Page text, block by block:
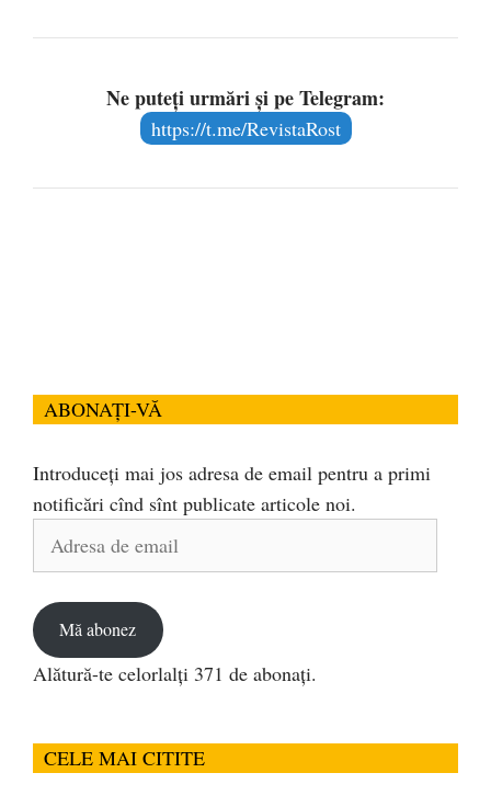
Ne puteți urmări și pe Telegram:
https://t.me/RevistaRost
ABONAȚI-VĂ
Introduceți mai jos adresa de email pentru a primi
notificări cînd sînt publicate articole noi.
Mă abonez
Alătură-te celorlalți 371 de abonați.
CELE MAI CITITE